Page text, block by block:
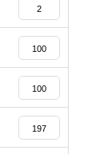
2
100
100
197